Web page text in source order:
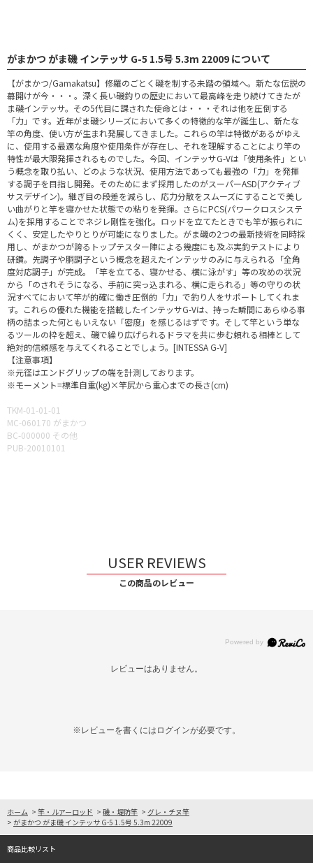
がまかつ がま磯 インテッサ G-5 1.5号 5.3m 22009 について
【がまかつ/Gamakatsu】修羅のごとく磯を制する未踏の領域へ。新たな伝説の
幕開けが今・・・。深く長い磯釣りの歴史において最高峰を走り続けてきたが
ま磯インテッサ。その5代目に課された使命とは・・・それは他を圧倒する
「力」です。近年がま磯シリーズにおいて多くの特徴的な竿が誕生し、新たな
竿の角度、使い方が生まれ発展してきました。これらの竿は特徴があるがゆえ
に、使用する最適な角度や使用条件が存在し、それを理解することにより竿の
特性が最大限発揮されるものでした。今回、インテッサG-Vは「使用条件」とい
う概念を取り払い、どのような状況、使用方法であっても最強の「力」を発揮
する調子を目指し開発。そのためにまず採用したのがスーパーASD(アクティブ
サスデザイン)。継ぎ目の段差を減らし、応力分散をスムーズにすることで美し
い曲がりと竿を寝かせた状態での粘りを発揮。さらにPCS(パワークロスシステ
ム)を採用することでネジレ剛性を強化。ロッドを立てたときでも竿が振られに
くく、安定したやりとりが可能になりました。がま磯の2つの最新技術を同時採
用し、がまかつが誇るトップテスター陣による幾度にも及ぶ実釣テストにより
研鑽。先調子や胴調子という概念を超えたインテッサのみに与えられる「全角
度対応調子」が完成。「竿を立てる、寝かせる、横に泳がす」等の攻めの状況
から「のされそうになる、手前に突っ込まれる、横に走られる」等の守りの状
況すべてにおいて竿が的確に働き圧倒的「力」で釣り人をサポートしてくれま
す。これらの優れた機能を搭載したインテッサG-Vは、持った瞬間にあらゆる事
柄の詰まった何ともいえない「密度」を感じるはずです。そして竿という単な
るツールの枠を超え、磯で繰り広げられるドラマを共に歩む頼れる相棒として
絶対的信頼感を与えてくれることでしょう。[INTESSA G-V]
【注意事項】
※元径はエンドグリップの端を計測しております。
※モーメント=標準自重(kg)×竿尻から重心までの長さ(cm)
TKM-01-01-01
MC-060170 がまかつ
BC-000000 その他
PUB-20010101
USER REVIEWS
この商品のレビュー
レビューはありません。
※レビューを書くには ログインが必要です。
ホーム > 竿・ルアーロッド > 磯・堤防竿 > グレ・チヌ竿
> がまかつ がま磯 インテッサ G-5 1.5号 5.3m 22009
商品比較リスト